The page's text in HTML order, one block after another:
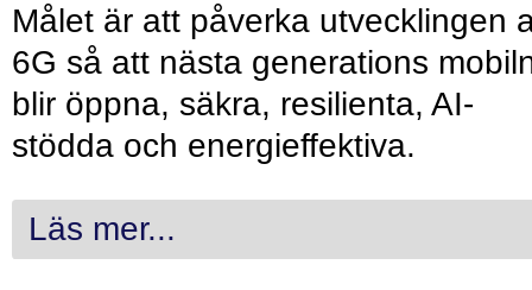
Målet är att påverka utvecklingen
6G så att nästa generations
blir öppna, säkra, resilienta, AI-
stödda och energieffektiva.
Läs mer...